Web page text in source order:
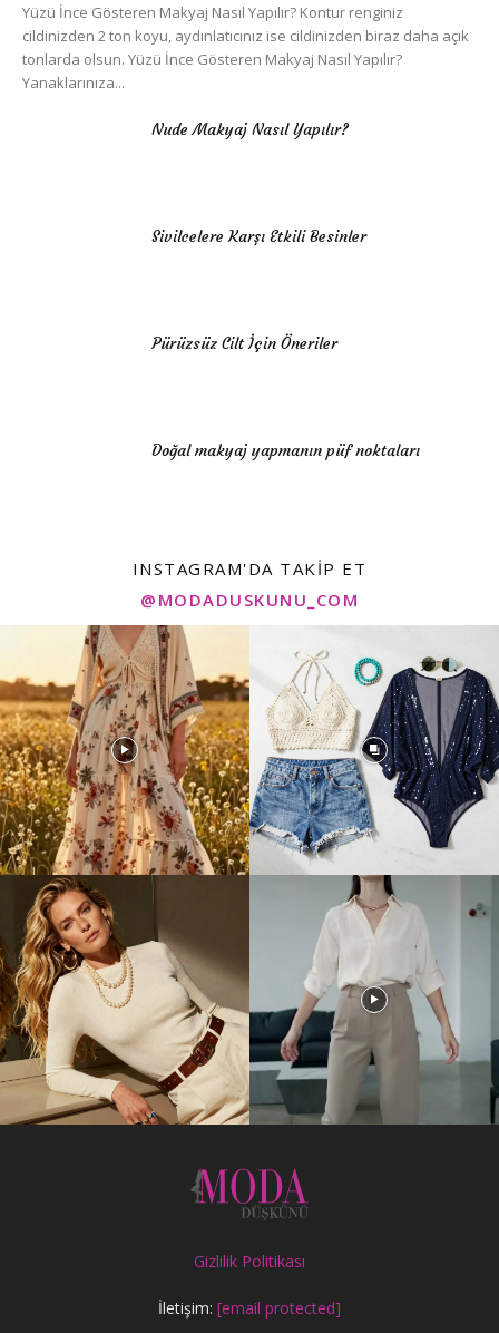
Yüzü İnce Gösteren Makyaj Nasıl Yapılır? Kontur renginiz
cildinizden 2 ton koyu, aydınlatıcınız ise cildinizden biraz daha açık
tonlarda olsun. Yüzü İnce Gösteren Makyaj Nasıl Yapılır?
Yanaklarınıza...
Nude Makyaj Nasıl Yapılır?
Sivilcelere Karşı Etkili Besinler
Pürüzsüz Cilt İçin Öneriler
Doğal makyaj yapmanın püf noktaları
INSTAGRAM'DA TAKIP ET
@MODADUSKUNU_COM
Gizlilik Politikası
İletişim: [email protected]